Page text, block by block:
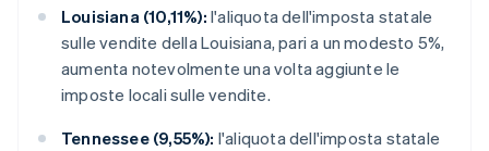
Louisiana (10,11%): l'aliquota dell'imposta statale
sulle vendite della Louisiana, pari a un modesto 5%,
aumenta notevolmente una volta aggiunte le
imposte locali sulle vendite.
Tennessee (9,55%): l'aliquota dell'imposta statale